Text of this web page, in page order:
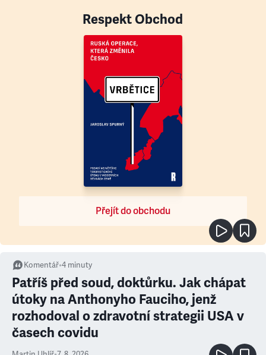
Respekt Obchod
Přejít do obchodu
Komentář•4 minuty
Patříš před soud, doktůrku. Jak chápat
útoky na Anthonyho Fauciho, jenž
rozhodoval o zdravotní strategii USA v
časech covidu